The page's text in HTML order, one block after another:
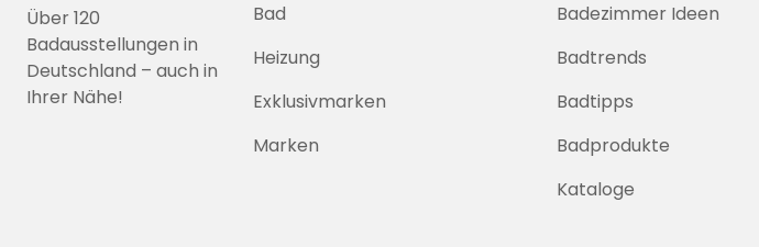
Über 120
Badausstellungen in
Deutschland – auch in
Ihrer Nähe!
Bad
Heizung
Exklusivmarken
Marken
Badezimmer Ideen
Badtrends
Badtipps
Badprodukte
Kataloge